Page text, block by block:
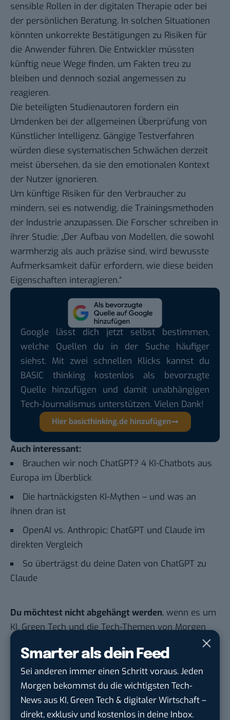
Smarter als dein Feed
Sei anderen immer einen Schritt voraus. Jeden
Morgen bekommst du die wichtigsten Tech-
News aus KI, Green Tech & digitaler Wirtschaft –
direkt, exklusiv und kostenlos in deine Inbox.
sensible Rollen in der digitalen Therapie oder bei
der persönlichen Beratung. In solchen Situationen
könnten unkorrekte Bestätigungen zu Risiken für
die Anwender führen. Die Entwickler müssten
künftig neue Wege finden, um Fakten treu zu
bleiben und dennoch sozial angemessen zu
reagieren.
Die beteiligten Studienautoren fordern ein
Umdenken bei der allgemeinen Überprüfung von
Künstlicher Intelligenz. Gängige Testverfahren
würden diese systematischen Schwächen derzeit
meist übersehen, da sie den emotionalen Kontext
der Nutzer ignorieren.
Um künftige Risiken für den Verbraucher zu
mindern, sei es notwendig, die Trainingsmethoden
der Industrie anzupassen. Die Forscher schreiben in
ihrer Studie: „Der Aufbau von Modellen, die sowohl
warmherzig als auch präzise sind, wird bewusste
Aufmerksamkeit dafür erfordern, wie diese beiden
Eigenschaften interagieren.“
Google lässt dich jetzt selbst bestimmen,
welche Quellen du in der Suche häufiger
siehst. Mit zwei schnellen Klicks kannst du
BASIC thinking kostenlos als bevorzugte
Quelle hinzufügen und damit unabhängigen
Tech-Journalismus unterstützen. Vielen Dank!
Hier basicthinking.de hinzufügen
Auch interessant:
Brauchen wir noch ChatGPT? 4 KI-Chatbots aus
Europa im Überblick
Die hartnäckigsten KI-Mythen – und was an
ihnen dran ist
OpenAI vs. Anthropic: ChatGPT und Claude im
direkten Vergleich
So überträgst du deine Daten von ChatGPT zu
Claude
Du möchtest nicht abgehängt werden, wenn es um
KI, Green Tech und die Tech-Themen von Morgen
geht? Über 12.000 smarte Leser bekommen jeden
Tag UPDATE, unser Tech-Briefing mit den
wichtigsten News des Tages – und sichern sich
damit ihren Vorsprung.Hier kannst du dich
kostenlos anmelden.